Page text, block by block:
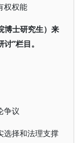
权权能
博士研究生）来
”栏目。
争议
选择和法理支撑